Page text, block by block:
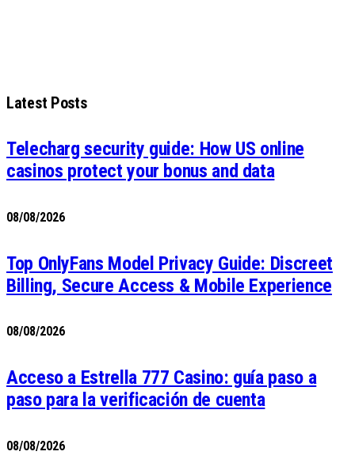
Latest Posts
Telecharg security guide: How US online
casinos protect your bonus and data
08/08/2026
Top OnlyFans Model Privacy Guide: Discreet
Billing, Secure Access & Mobile Experience
08/08/2026
Acceso a Estrella 777 Casino: guía paso a
paso para la verificación de cuenta
08/08/2026